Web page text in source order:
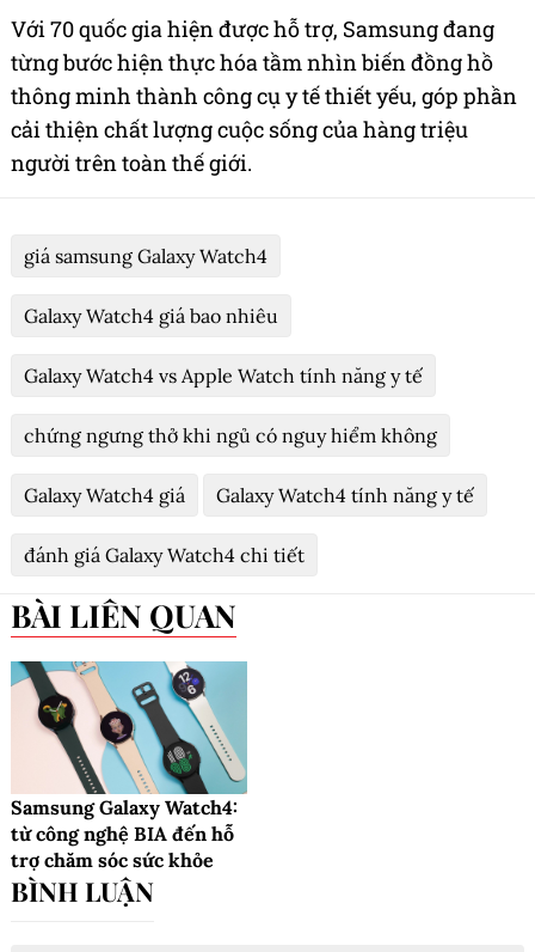
Với 70 quốc gia hiện được hỗ trợ, Samsung đang
từng bước hiện thực hóa tầm nhìn biến đồng hồ
thông minh thành công cụ y tế thiết yếu, góp phần
cải thiện chất lượng cuộc sống của hàng triệu
người trên toàn thế giới.
giá samsung Galaxy Watch4
Galaxy Watch4 giá bao nhiêu
Galaxy Watch4 vs Apple Watch tính năng y tế
chứng ngưng thở khi ngủ có nguy hiểm không
Galaxy Watch4 giá Galaxy Watch4 tính năng y tế
đánh giá Galaxy Watch4 chi tiết
BÀI LIÊN QUAN
Samsung Galaxy Watch4:
từ công nghệ BIA đến hỗ
trợ chăm sóc sức khỏe